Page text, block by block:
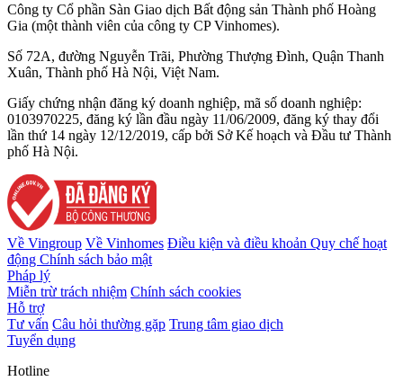
Công ty Cổ phần Sàn Giao dịch Bất động sản Thành phố Hoàng
Gia (một thành viên của công ty CP Vinhomes).
Số 72A, đường Nguyễn Trãi, Phường Thượng Đình, Quận Thanh
Xuân, Thành phố Hà Nội, Việt Nam.
Giấy chứng nhận đăng ký doanh nghiệp, mã số doanh nghiệp:
0103970225, đăng ký lần đầu ngày 11/06/2009, đăng ký thay đổi
lần thứ 14 ngày 12/12/2019, cấp bởi Sở Kế hoạch và Đầu tư Thành
phố Hà Nội.
Về Vingroup Về Vinhomes Điều kiện và điều khoản Quy chế hoạt
động Chính sách bảo mật
Pháp lý
Miễn trừ trách nhiệm Chính sách cookies
Hỗ trợ
Tư vấn Câu hỏi thường gặp Trung tâm giao dịch
Tuyển dụng
Hotline